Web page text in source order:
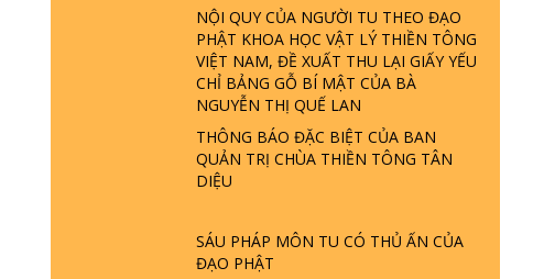
NỘI QUY CỦA NGƯỜI TU THEO ĐẠO
PHẬT KHOA HỌC VẬT LÝ THIỀN TÔNG
VIỆT NAM, ĐỀ XUẤT THU LẠI GIẤY YẾU
CHỈ BẢNG GỖ BÍ MẬT CỦA BÀ
NGUYỄN THỊ QUẾ LAN
THÔNG BÁO ĐẶC BIỆT CỦA BAN
QUẢN TRỊ CHÙA THIỀN TÔNG TÂN
DIỆU
SÁU PHÁP MÔN TU CÓ THỦ ẤN CỦA
ĐẠO PHẬT
TRỜI LÀ AI? QUỶ SA TĂNG? | TTTD
GIẢI ĐÁP THIỀN TÔNG ĐẶC BIỆT P22 -
TẠI SAO TRÁI ĐẤT NHIỀU THIÊN TAI - LŨ
LỤT - HỎA HOẠN | TTTD
GIẢI ĐÁP THIỀN TÔNG ĐẶC BIỆT P21 -
TRÊN HOA SEN ? | TTTD